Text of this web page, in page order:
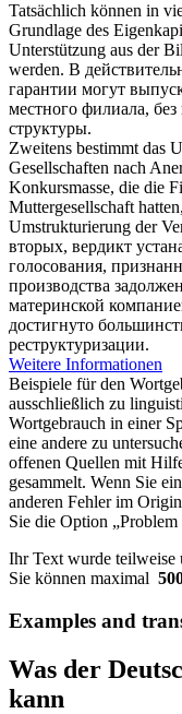
Tatsächlich können in
Grundlage des
Unterstützung aus der
werden. В
гарантии могут
местного филиала,
структуры.
Zweitens bestimmt das
Gesellschaften nach
Konkursmasse, die die
Muttergesellschaft
Umstrukturierung der
вторых, вердикт
голосования,
производства
материнской
достигнуто
реструктуризации.
Weitere Informationen
Beispiele für den
ausschließlich zu
Wortgebrauch in einer
eine andere zu
offenen Quellen mit
gesammelt. Wenn Sie
anderen Fehler im
Sie die Option
Ihr Text wurde teilweise
Sie können maximal
Examples and
Was der
kann